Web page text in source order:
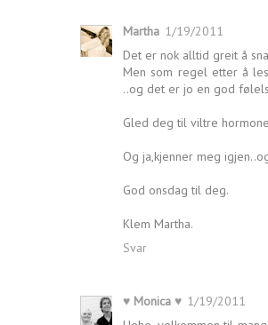
Martha 1/19/2011
Det er nok alltid greit å
Men som regel etter å
..og det er jo en god
Gled deg til viltre
Og ja,kjenner meg
God onsdag til deg.
Klem Martha.
Svar
♥ Monica ♥ 1/19/2011